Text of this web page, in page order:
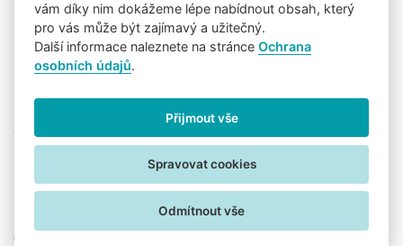
Sledujte nás na:
Uživatelské podmínky
Informace o zpracování osobních údajů
Nastavení cookies
Copyright © 2026
vám díky nim dokážeme lépe nabídnout obsah, který
pro vás může být zajímavý a užitečný.
Další informace naleznete na stránceOchrana
osobních údajů.
Přijmout vše
Spravovat cookies
Odmítnout vše